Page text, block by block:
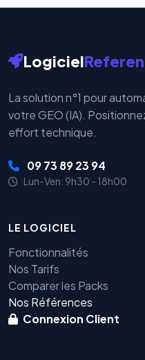
Logiciel
La solution n°1 pour
votre GEO (IA).
effort technique.
09 73 89 23 94
Lun-Ven: 9h30 - 18h00
LE LOGICIEL
Fonctionnalités
Nos Tarifs
Comparer les Packs
Nos Références
Connexion Client